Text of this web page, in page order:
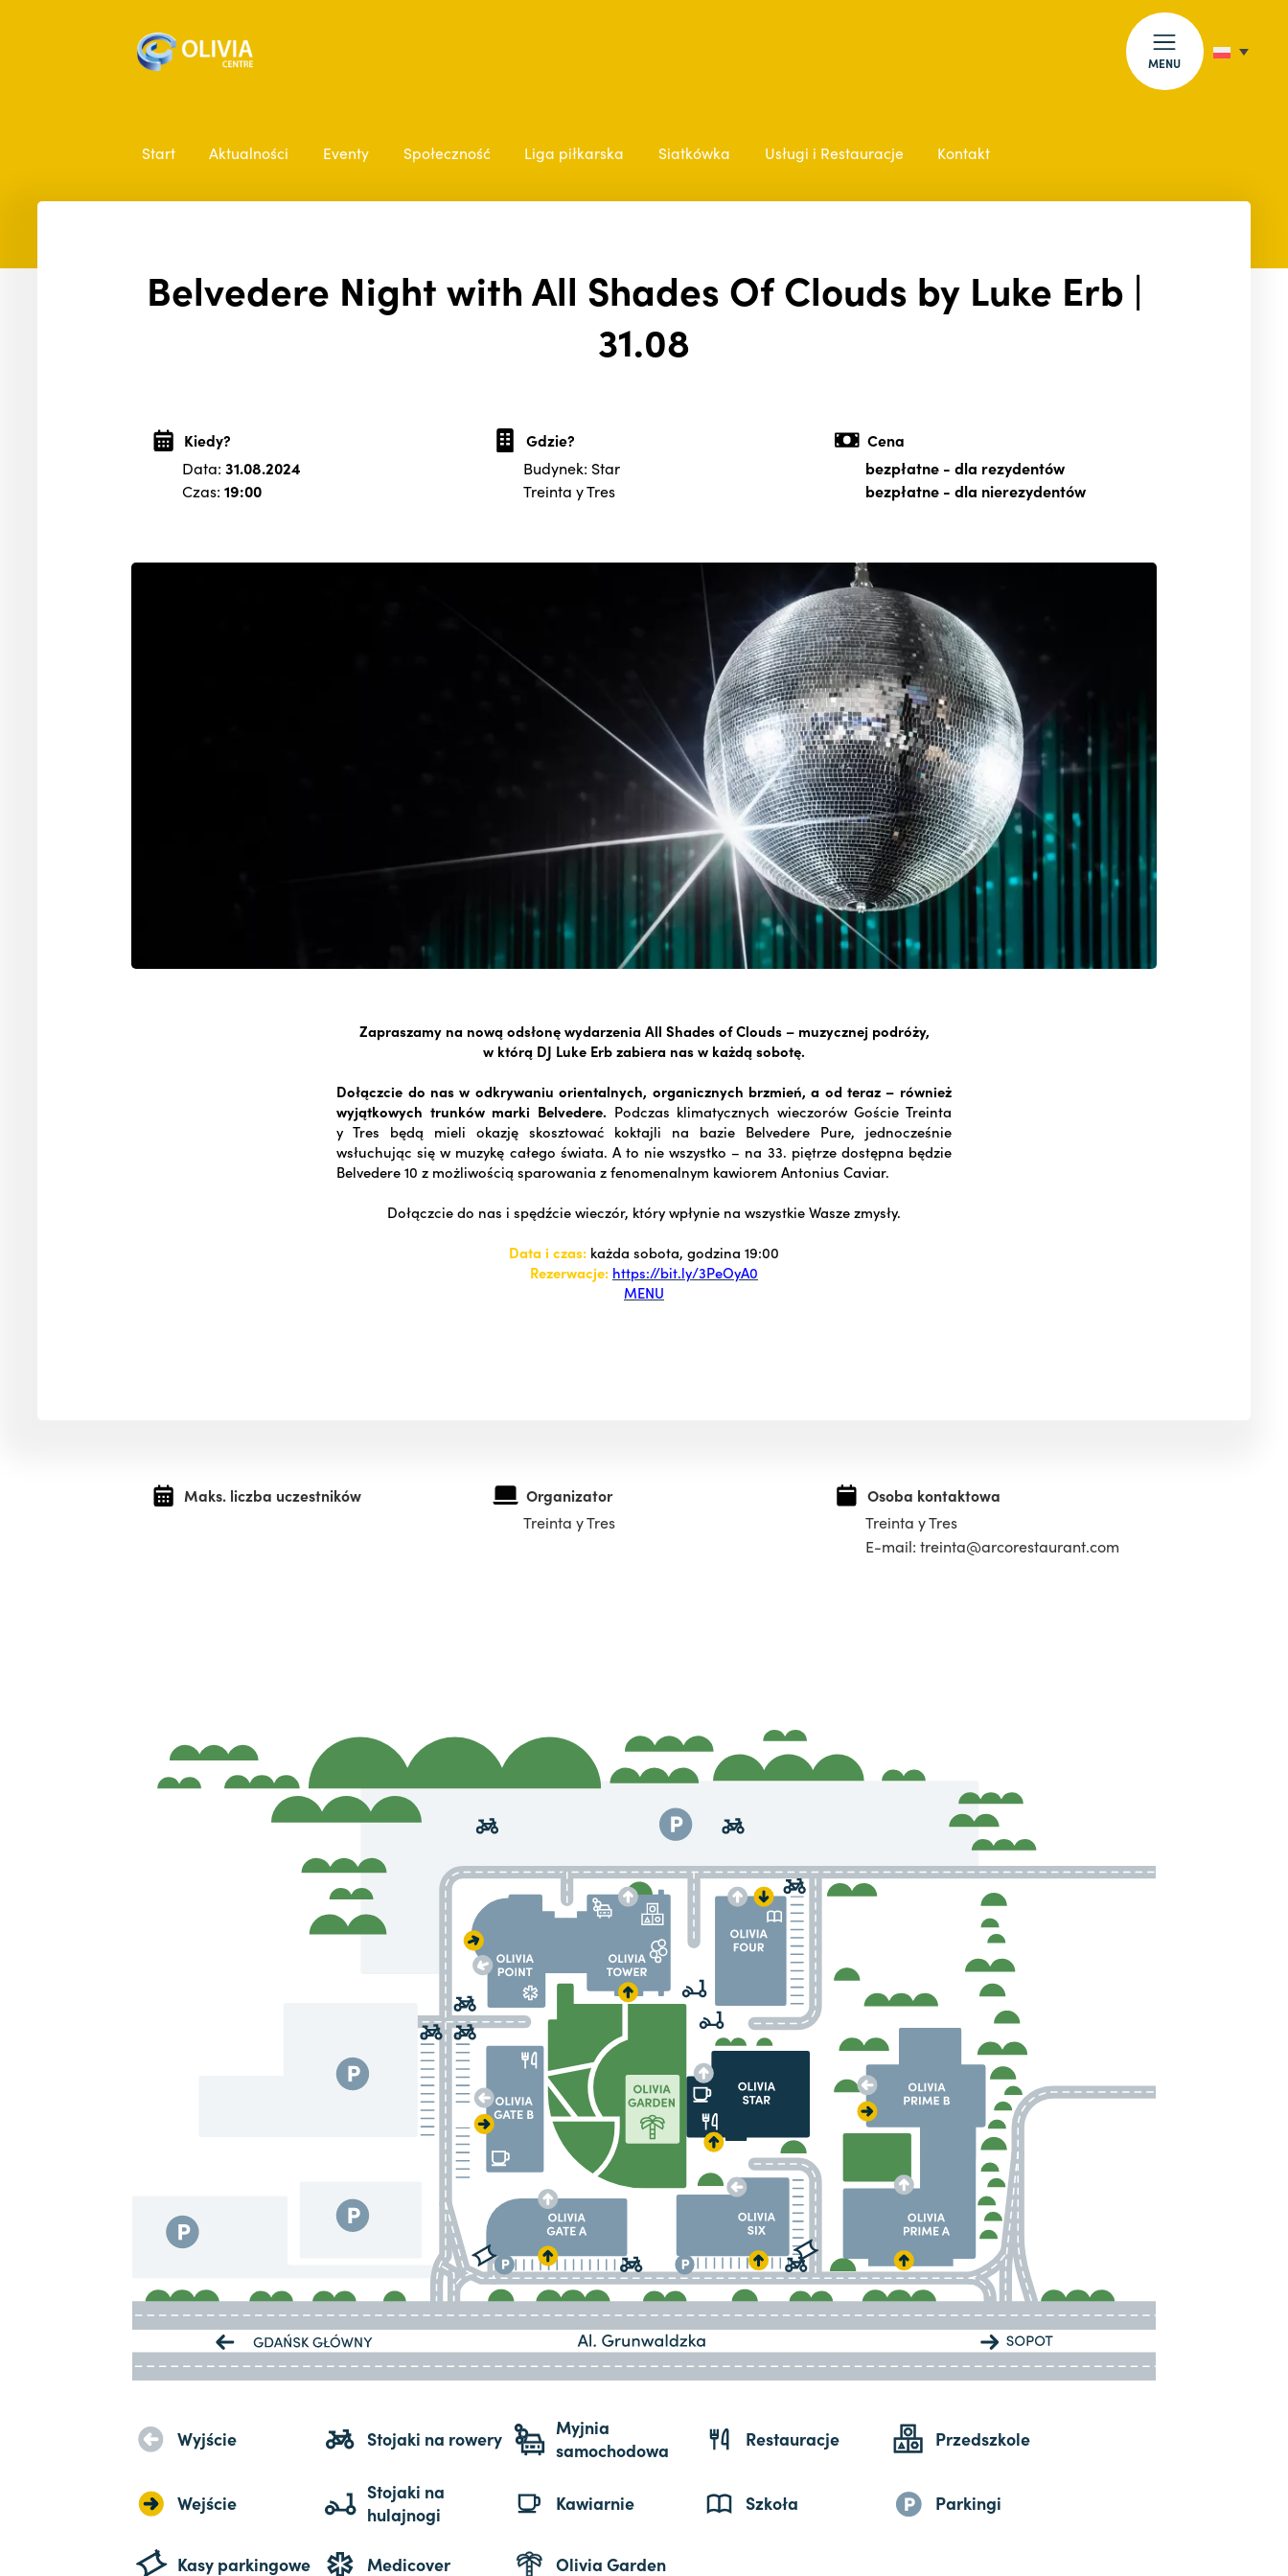
MENU
Start Aktualności Eventy Społeczność Liga piłkarska Siatkówka Usługi i Restauracje Kontakt
Belvedere Night with All Shades Of Clouds by Luke Erb |
31.08
Kiedy?
Data: 31.08.2024
Czas: 19:00
Gdzie?
Budynek: Star
Treinta y Tres
Cena
bezpłatne- dla rezydentów
bezpłatne- dla nierezydentów
Zapraszamy na nową odsłonę wydarzenia All Shades of Clouds – muzycznej podróży,
w którą DJ Luke Erb zabiera nas w każdą sobotę.
Dołączcie do nas w odkrywaniu orientalnych, organicznych brzmień, a od teraz – również
wyjątkowych trunków marki Belvedere. Podczas klimatycznych wieczorów Goście Treinta
y Tres będą mieli okazję skosztować koktajli na bazie Belvedere Pure, jednocześnie
wsłuchując się w muzykę całego świata. A to nie wszystko – na 33. piętrze dostępna będzie
Belvedere 10 z możliwością sparowania z fenomenalnym kawiorem Antonius Caviar.
Dołączcie do nas i spędźcie wieczór, który wpłynie na wszystkie Wasze zmysły.
Data i czas: każda sobota, godzina 19:00
Rezerwacje: https://bit.ly/3PeOyA0
MENU
Maks. liczba uczestników
Organizator
Treinta y Tres
Osoba kontaktowa
Treinta y Tres
E-mail: treinta@arcorestaurant.com
Wyjście Stojaki na rowery
Myjnia
samochodowa
Restauracje Przedszkole
Wejście
Stojaki na
hulajnogi
Kawiarnie Szkoła Parkingi
Kasy parkingowe Medicover Olivia Garden